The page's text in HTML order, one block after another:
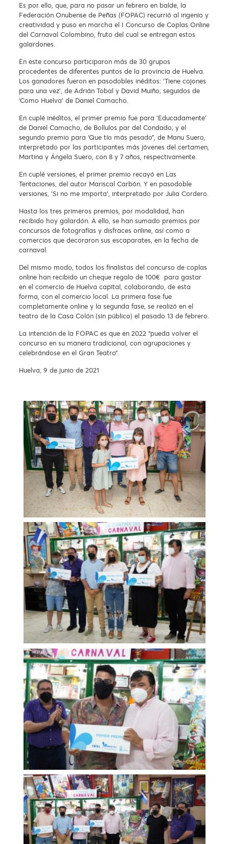
Es por ello, que, para no pasar un febrero en balde, la
Federación Onubense de Peñas (FOPAC) recurrió al ingenio y
creatividad y puso en marcha el I Concurso de Coplas Online
del Carnaval Colombino, fruto del cual se entregan estos
galardones.
En este concurso participaron más de 30 grupos
procedentes de diferentes puntos de la provincia de Huelva.
Los ganadores fueron en pasodobles inéditos: ‘Tiene cojones
para una vez’, de Adrián Tobal y David Muiño; seguidos de
‘Como Huelva’ de Daniel Camacho.
En cuplé inéditos, el primer premio fue para ‘Educadamente’
de Daniel Camacho, de Bollulos par del Condado; y el
segundo premio para ‘Que tío más pesado”, de Manu Suero,
interpretado por las participantes más jóvenes del certamen,
Martina y Ángela Suero, con 8 y 7 años, respectivamente.
En cuplé versiones, el primer premio recayó en Las
Tentaciones, del autor Mariscal Carbón. Y en pasodoble
versiones, ‘Si no me importa’, interpretado por Julia Cordero.
Hasta los tres primeros premios, por modalidad, han
recibido hoy galardón. A ello, se han sumado premios por
concursos de fotografías y disfraces online, así como a
comercios que decoraron sus escaparates, en la fecha de
carnaval.
Del mismo modo, todos los finalistas del concurso de coplas
online han recibido un cheque regalo de 100€ para gastar
en el comercio de Huelva capital, colaborando, de esta
forma, con el comercio local. La primera fase fue
completamente online y la segunda fase, se realizó en el
teatro de la Casa Colón (sin público) el pasado 13 de febrero.
La intención de la FOPAC es que en 2022 “pueda volver el
concurso en su manera tradicional, con agrupaciones y
celebrándose en el Gran Teatro”.
Huelva, 9 de junio de 2021